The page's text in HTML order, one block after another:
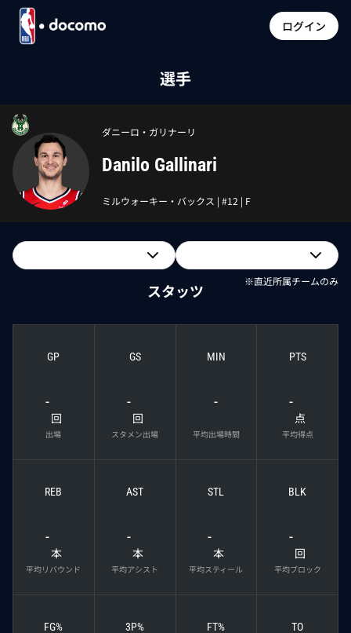
ログイン
選手
ダニーロ・ガリナーリ
Danilo Gallinari
ミルウォーキー・バックス | #12 | F
スタッツ ※直近所属チームのみ
GP
-
回
出場
GS
-
回
スタメン出場
MIN
-
平均出場時間
PTS
-
点
平均得点
REB
-
本
平均リバウンド
AST
-
本
平均アシスト
STL
-
本
平均スティール
BLK
-
回
平均ブロック
FG% 3P% FT% TO